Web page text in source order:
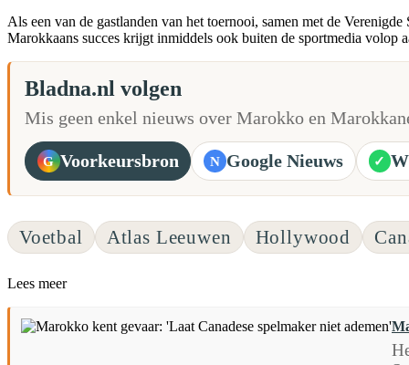
Als een van de gastlanden van het toernooi, samen met de
Marokkaans succes krijgt inmiddels ook buiten de sportmedia volop
Bladna.nl volgen
Mis geen enkel nieuws over Marokko en
G Voorkeursbron N Google Nieuws ✓
Voetbal Atlas Leeuwen Hollywood
Lees meer